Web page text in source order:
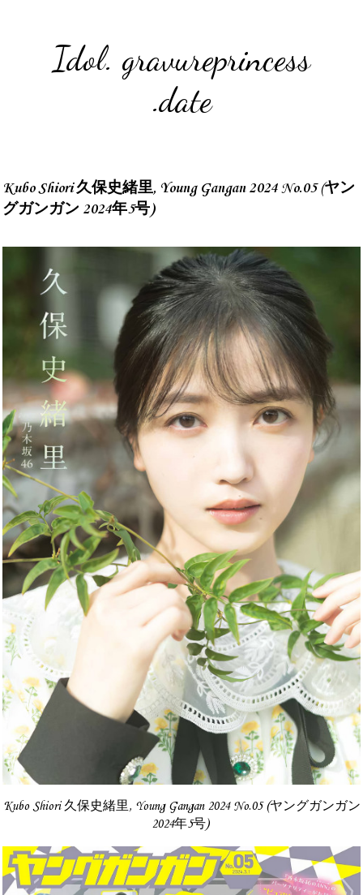
Idol. gravureprincess
.date
Kubo Shiori 久保史緒里, Young Gangan 2024 No.05 (ヤン
グガンガン 2024年5号)
Kubo Shiori 久保史緒里, Young Gangan 2024 No.05 (ヤングガンガン
2024年5号)